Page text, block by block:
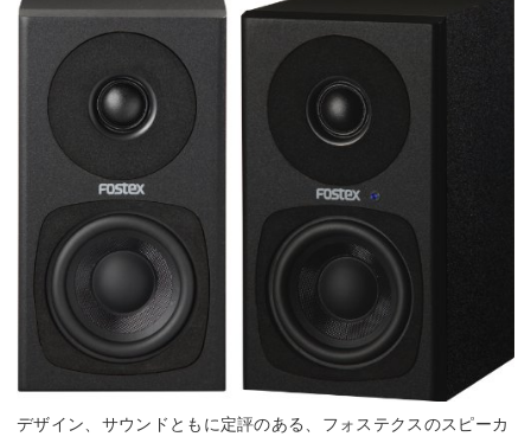
デザイン、サウンドともに定評のある、フォステクスのスピーカ